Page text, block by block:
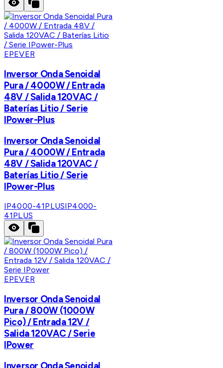
EPEVER
Inversor Onda Senoidal
Pura / 4000W / Entrada
48V / Salida 120VAC /
Baterías Litio / Serie
IPower-Plus
Inversor Onda Senoidal
Pura / 4000W / Entrada
48V / Salida 120VAC /
Baterías Litio / Serie
IPower-Plus
IP4000-41PLUSIP4000-
41PLUS
EPEVER
Inversor Onda Senoidal
Pura / 800W (1000W
Pico) / Entrada 12V /
Salida 120VAC / Serie
IPower
Inversor Onda Senoidal